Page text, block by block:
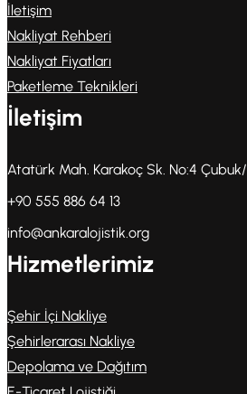
İletişim
Nakliyat Rehberi
Nakliyat Fiyatları
Paketleme Teknikleri
İletişim
Atatürk Mah. Karakoç Sk. No:4
+90 555 886 64 13
info@ankaralojistik.org
Hizmetlerimiz
Şehir İçi Nakliye
Şehirlerarası Nakliye
Depolama ve Dağıtım